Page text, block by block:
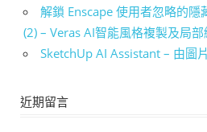
解鎖 Enscape 使用者忽略的隱
(2) – Veras AI智能風格複製及局
SketchUp AI Assistant – 由圖
近期留言